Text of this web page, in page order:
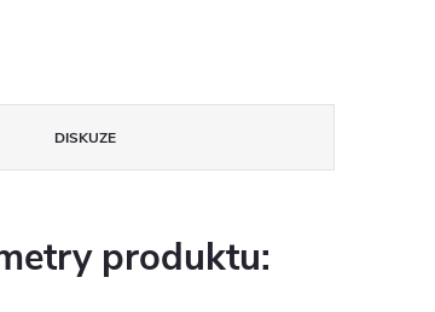
DISKUZE
produktu: